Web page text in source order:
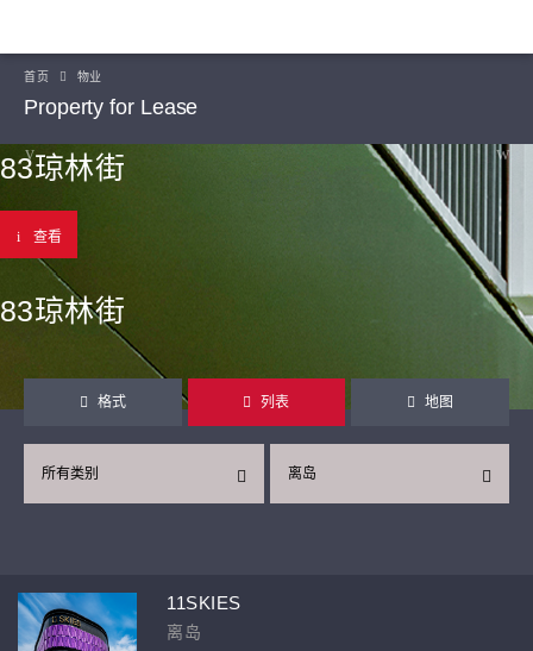
首页 物业
Property for Lease
83琼林街
查看
83琼林街
格式 列表 地图
离岛
所有类别
11SKIES
离岛